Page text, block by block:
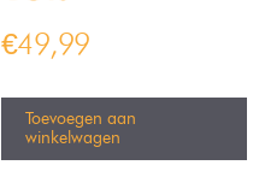
je voor kunt kiezen, zijn
is dat ze weinig
grond, waardoor de soort
kunnen staan. Dit is ideaal
zijn.